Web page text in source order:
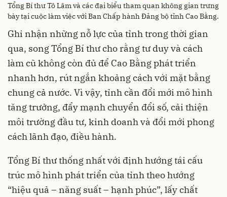
Tổng Bí thư Tô Lâm và các đại biểu tham quan không gian trưng
bày tại cuộc làm việc với Ban Chấp hành Đảng bộ tỉnh Cao Bằng.
Ghi nhận những nỗ lực của tỉnh trong thời gian
qua, song Tổng Bí thư cho rằng tư duy và cách
làm cũ không còn đủ để Cao Bằng phát triển
nhanh hơn, rút ngắn khoảng cách với mặt bằng
chung cả nước. Vì vậy, tỉnh cần đổi mới mô hình
tăng trưởng, đẩy mạnh chuyển đổi số, cải thiện
môi trường đầu tư, kinh doanh và đổi mới phong
cách lãnh đạo, điều hành.
Tổng Bí thư thống nhất với định hướng tái cấu
trúc mô hình phát triển của tỉnh theo hướng
“hiệu quả – năng suất – hạnh phúc”, lấy chất